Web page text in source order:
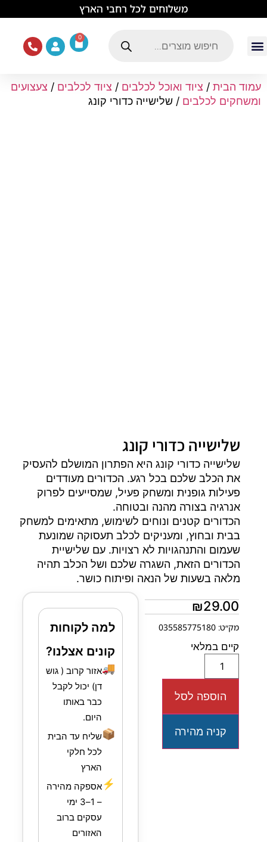
משלוחים לכל רחבי הארץ
0
עמוד הבית / ציוד ואוכל לכלבים / ציוד לכלבים / צעצועים
ומשחקים לכלבים / שלישייה כדורי קונג
שלישייה כדורי קונג
שלישייה כדורי קונג היא הפתרון המושלם להעסיק
את הכלב שלכם בכל רגע. הכדורים מעודדים
פעילות גופנית ומשחק פעיל, שמסייעים לפרוק
אנרגיה בצורה מהנה ובטוחה.
הכדורים קטנים ונוחים לשימוש, מתאימים למשחק
בבית ובחוץ, ומעניקים לכלב תעסוקה שמונעת
שעמום והתנהגויות לא רצויות. עם שלישיית
הכדורים הזאת, השגרה שלכם ושל הכלב תהיה
מלאה בשעות של הנאה ופיתוח כושר.
₪29.00
מק״ט: 035585775180
קיים במלאי
הוספה לסל
קניה מהירה
למה לקוחות
קונים אצלנו?
🚚אזור קרוב ( גוש
דן) יכול לקבל
כבר באותו
היום.
📦שליח עד הבית
לכל חלקי
הארץ
⚡אספקה מהירה
– 1–3 ימי
עסקים ברוב
האזורים